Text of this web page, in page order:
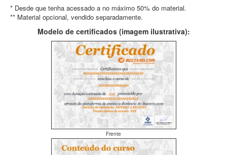
* Desde que tenha acessado a no máximo 50% do material.
** Material opcional, vendido separadamente.
Modelo de certificados (imagem ilustrativa):
Frente